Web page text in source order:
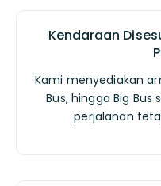
Kendaraan
Kami menyediakan
Bus, hingga Big
perjalanan